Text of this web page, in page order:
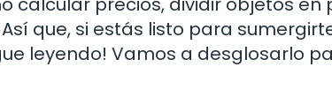
que, si estás listo para
leyendo! Vamos a desglosarlo